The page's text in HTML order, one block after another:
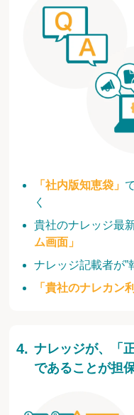
「社内版知恵袋」
く
貴社のナレッジ最
ム画面」
ナレッジ記載者が”
「貴社のナレカン
ナレッジが、「
であることが担